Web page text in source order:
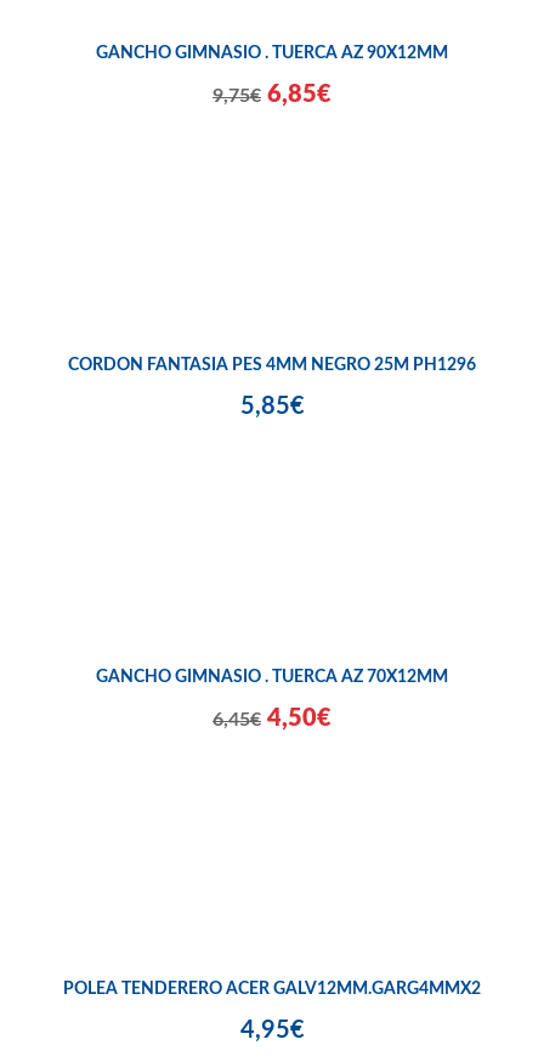
GANCHO GIMNASIO . TUERCA AZ 90X12MM
9,75€ 6,85€
CORDON FANTASIA PES 4MM NEGRO 25M PH1296
5,85€
GANCHO GIMNASIO . TUERCA AZ 70X12MM
6,45€ 4,50€
POLEA TENDERERO ACER GALV12MM.GARG4MMX2
4,95€